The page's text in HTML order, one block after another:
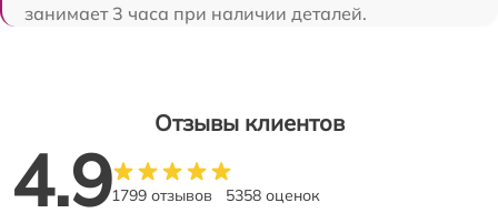
занимает 3 часа при наличии деталей.
Отзывы клиентов
4.91799 отзывов 5358 оценок